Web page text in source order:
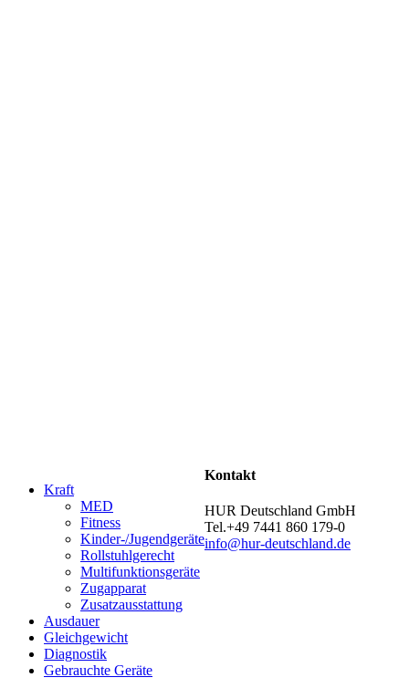
Kraft
MED
Fitness
Kinder-/Jugendgeräte
Rollstuhlgerecht
Multifunktionsgeräte
Zugapparat
Zusatzausstattung
Ausdauer
Gleichgewicht
Diagnostik
Gebrauchte Geräte
Kontakt
HUR Deutschland GmbH
Tel.+49 7441 860 179-0
info@hur-deutschland.de